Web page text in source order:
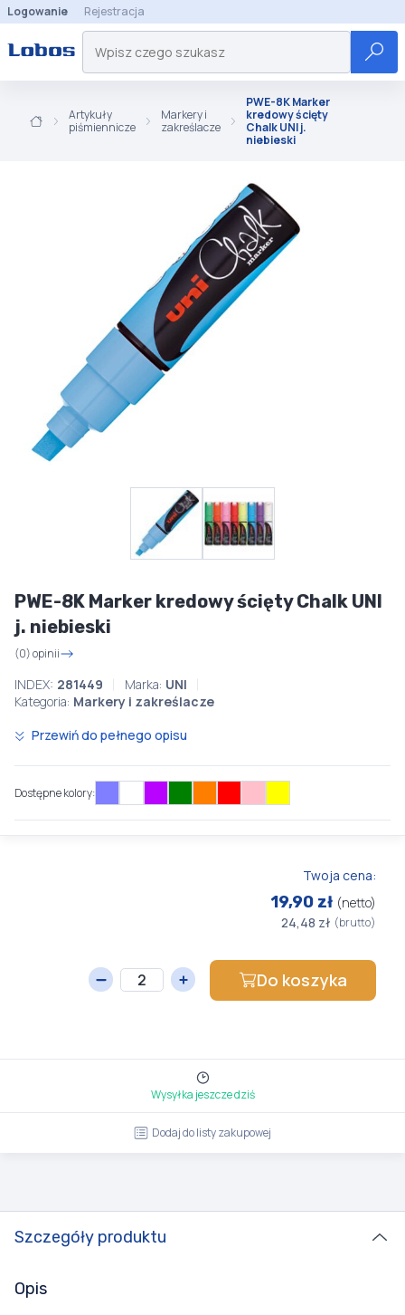
Logowanie Rejestracja
Artykuły
piśmiennicze
Markery i
zakreślacze
PWE-8K Marker
kredowy ścięty
Chalk UNI j.
niebieski
PWE-8K Marker kredowy ścięty Chalk UNI
j. niebieski
(0) opinii
INDEX: 281449 Marka: UNI
Kategoria: Markery i zakreślacze
Przewiń do pełnego opisu
Dostępne kolory:
Twoja cena:
19,90 zł (netto)
24,48 zł (brutto)
Do koszyka
Wysyłka jeszcze dziś
Dodaj do listy zakupowej
Szczegóły produktu
Opis